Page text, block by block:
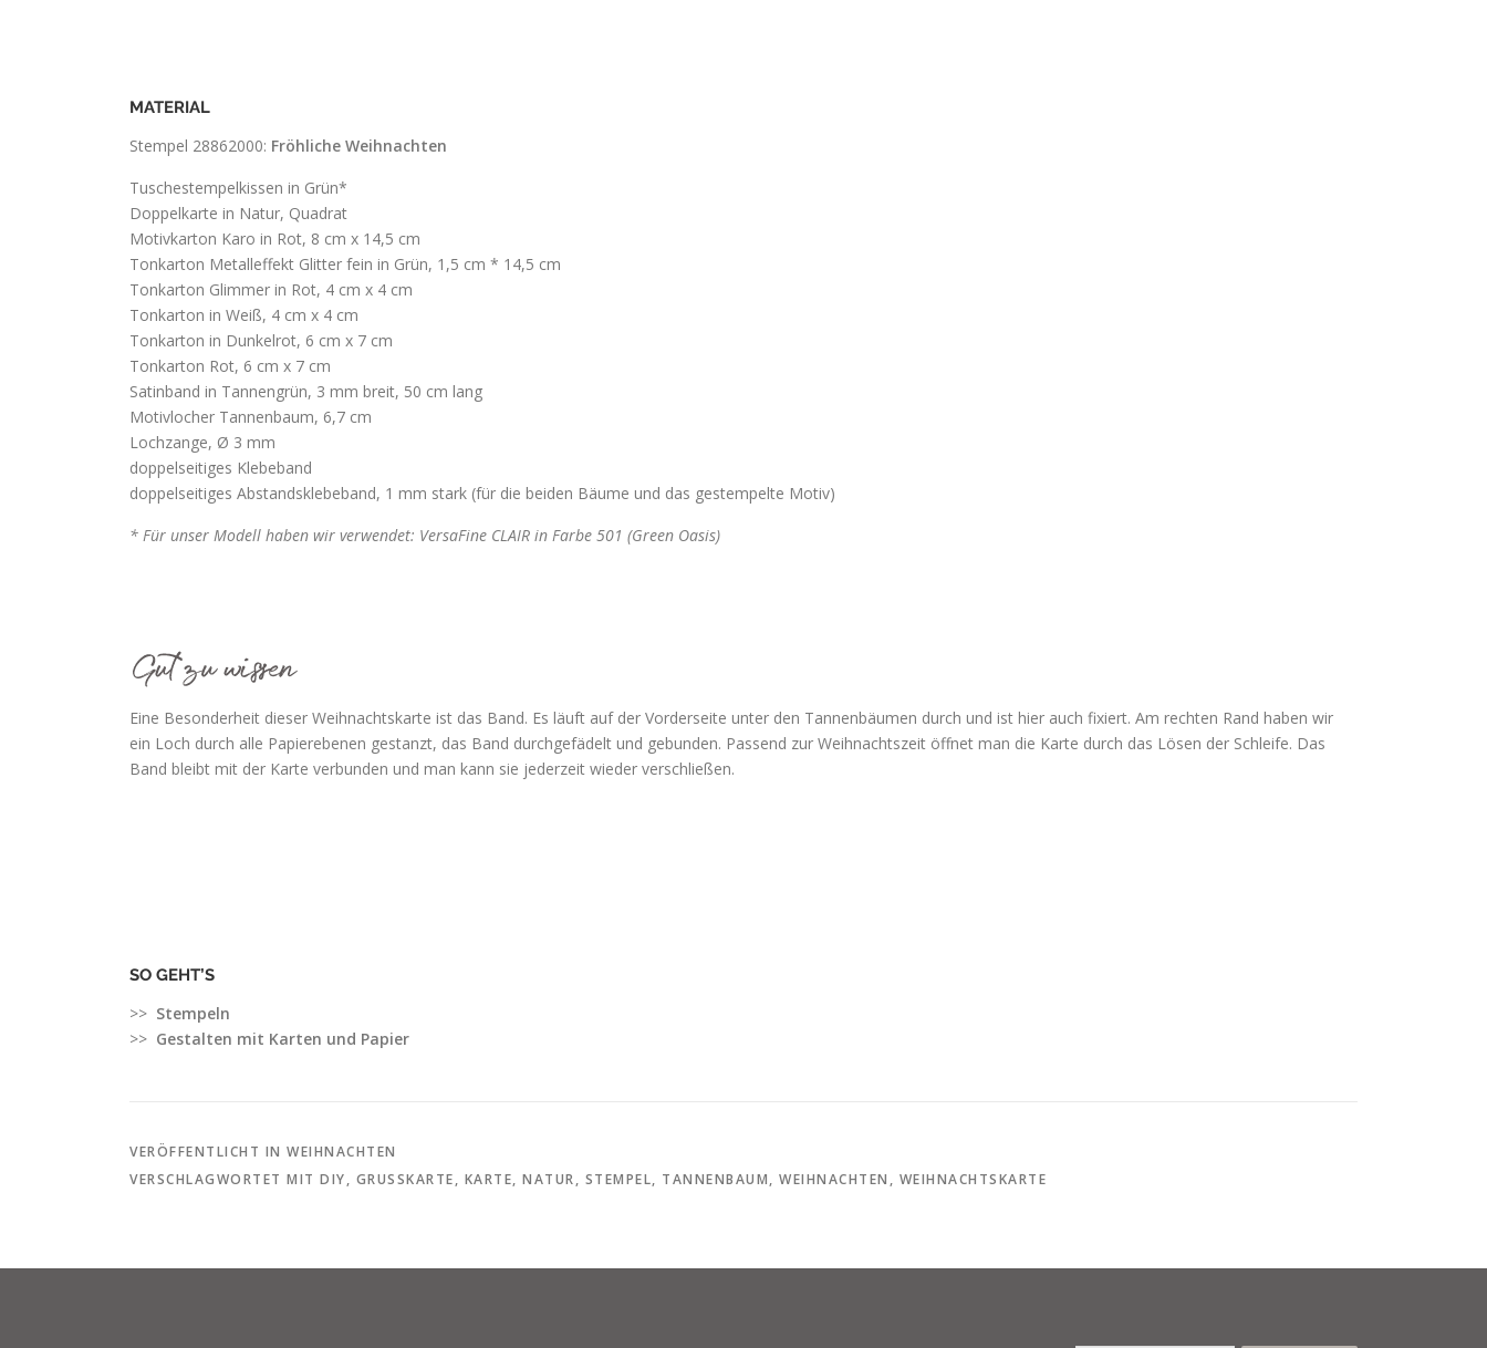
MATERIAL
Stempel 28862000: Fröhliche Weihnachten
Tuschestempelkissen in Grün*
Doppelkarte in Natur, Quadrat
Motivkarton Karo in Rot, 8 cm x 14,5 cm
Tonkarton Metalleffekt Glitter fein in Grün, 1,5 cm * 14,5 cm
Tonkarton Glimmer in Rot, 4 cm x 4 cm
Tonkarton in Weiß, 4 cm x 4 cm
Tonkarton in Dunkelrot, 6 cm x 7 cm
Tonkarton Rot, 6 cm x 7 cm
Satinband in Tannengrün, 3 mm breit, 50 cm lang
Motivlocher Tannenbaum, 6,7 cm
Lochzange, Ø 3 mm
doppelseitiges Klebeband
doppelseitiges Abstandsklebeband, 1 mm stark (für die beiden Bäume und das gestempelte Motiv)
* Für unser Modell haben wir verwendet: VersaFine CLAIR in Farbe 501 (Green Oasis)
Eine Besonderheit dieser Weihnachtskarte ist das Band. Es läuft auf der Vorderseite unter den Tannenbäumen durch und ist hier auch fixiert. Am rechten Rand haben wir
ein Loch durch alle Papierebenen gestanzt, das Band durchgefädelt und gebunden. Passend zur Weihnachtszeit öffnet man die Karte durch das Lösen der Schleife. Das
Band bleibt mit der Karte verbunden und man kann sie jederzeit wieder verschließen.
SO GEHT’S
>> Stempeln
>> Gestalten mit Karten und Papier
VERÖFFENTLICHT IN WEIHNACHTEN
VERSCHLAGWORTET MIT DIY, GRUSSKARTE , KARTE, NATUR, STEMPEL, TANNENBAUM, WEIHNACHTEN , WEIHNACHTSKARTE